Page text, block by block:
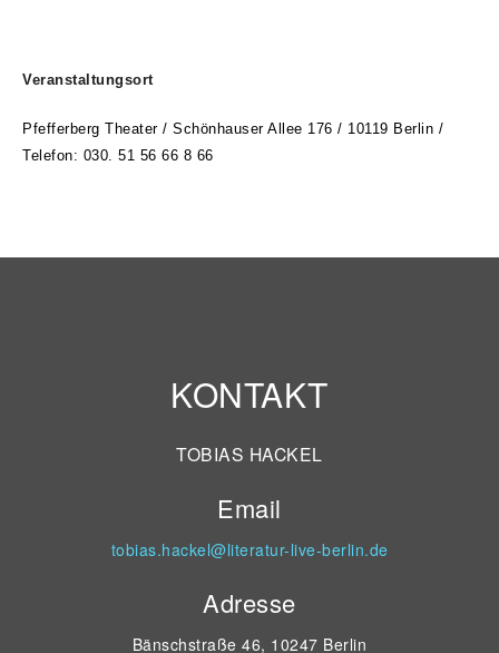
Veranstaltungsort
Pfefferberg Theater / Schönhauser Allee 176 / 10119 Berlin /
Telefon: 030. 51 56 66 8 66
KONTAKT
TOBIAS HACKEL
Email
tobias.hackel@literatur-live-berlin.de
Adresse
Bänschstraße 46, 10247 Berlin